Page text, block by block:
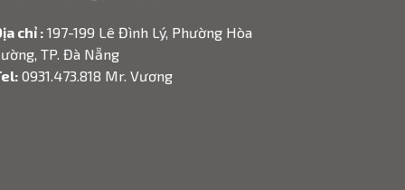
chỉ : 197-199 Lê Đình Lý, Phường Hòa
TP. Đà Nẵng
0931.473.818 Mr. Vương